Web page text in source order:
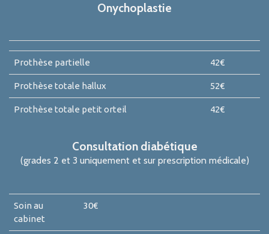
Onychoplastie
Prothèse partielle 42€
Prothèse totale hallux 52€
Prothèse totale petit orteil 42€
Consultation diabétique
(grades 2 et 3 uniquement et sur prescription médicale)
Soin au
cabinet
30€